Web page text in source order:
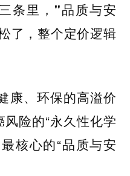
条里，"品质与安
了，整个定价逻辑
康、环保的高溢价
险的“永久性化学
核心的“品质与安